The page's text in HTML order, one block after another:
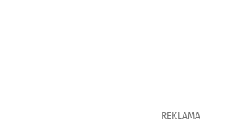
REKLAMA